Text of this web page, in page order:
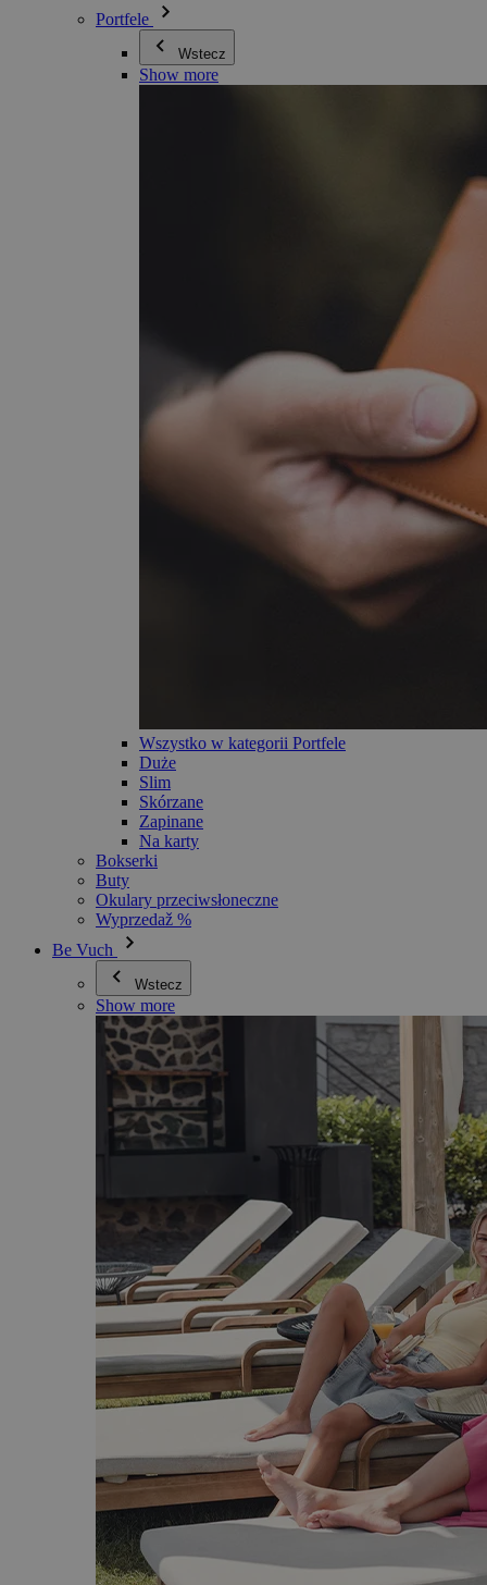
Portfele
Wstecz
Show more
Wszystko w kategorii Portfele
Duże
Slim
Skórzane
Zapinane
Na karty
Bokserki
Buty
Okulary przeciwsłoneczne
Wyprzedaž %
Be Vuch
Wstecz
Show more